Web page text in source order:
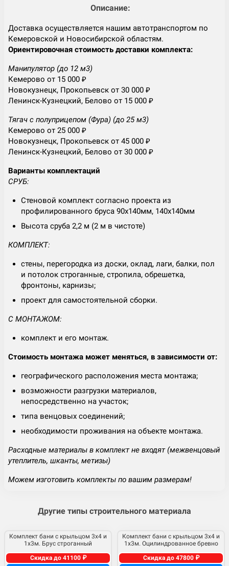
Описание:
Доставка осуществляется нашим автотранспортом по
Кемеровской и Новосибирской областям.
Ориентировочная стоимость доставки комплекта:
Манипулятор (до 12 м3)
Кемерово от 15 000 ₽
Новокузнецк, Прокопьевск от 30 000 ₽
Ленинск-Кузнецкий, Белово от 15 000 ₽
Тягач с полуприцепом (Фура) (до 25 м3)
Кемерово от 25 000 ₽
Новокузнецк, Прокопьевск от 45 000 ₽
Ленинск-Кузнецкий, Белово от 30 000 ₽
Варианты комплектаций
СРУБ:
Стеновой комплект согласно проекта из
профилированного бруса 90х140мм, 140х140мм
Высота сруба 2,2 м (2 м в чистоте)
КОМПЛЕКТ:
стены, перегородка из доски, оклад, лаги, балки, пол
и потолок строганные, стропила, обрешетка,
фронтоны, карнизы;
проект для самостоятельной сборки.
С МОНТАЖОМ:
комплект и его монтаж.
Стоимость монтажа может меняться, в зависимости от:
географического расположения места монтажа;
возможности разгрузки материалов,
непосредственно на участок;
типа венцовых соединений;
необходимости проживания на объекте монтажа.
Расходные материалы в комплект не входят (межвенцовый
утеплитель, шканты, метизы)
Можем изготовить комплекты по вашим размерам!
Другие типы строительного материала
Комплект бани с крыльцом 3х4 и
1х3м. Брус строганный
Скидка до 41100 ₽
Комплект бани с крыльцом 3х4 и
1х3м. Оцилиндрованное бревно
Скидка до 47800 ₽